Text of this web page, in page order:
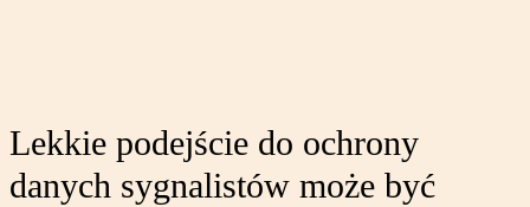
Lekkie podejście do ochrony
danych sygnalistów może być